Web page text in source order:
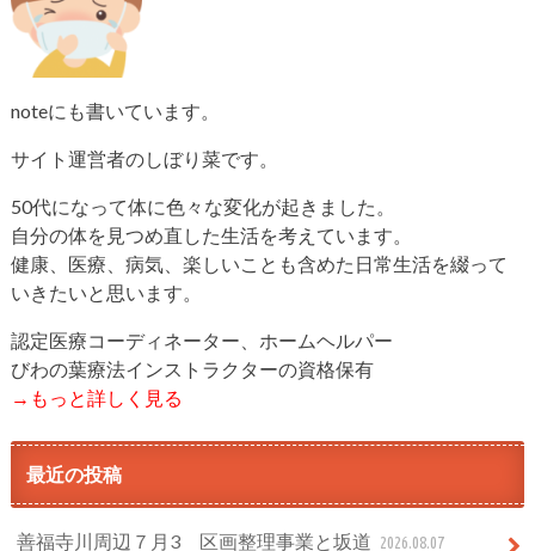
noteにも書いています。
サイト運営者のしぼり菜です。
50代になって体に色々な変化が起きました。
自分の体を見つめ直した生活を考えています。
健康、医療、病気、楽しいことも含めた日常生活を綴って
いきたいと思います。
認定医療コーディネーター、ホームヘルパー
びわの葉療法インストラクターの資格保有
→もっと詳しく見る
最近の投稿
善福寺川周辺７月3 区画整理事業と坂道 2026.08.07